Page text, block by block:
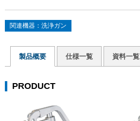
関連機器：洗浄ガン
製品概要 仕様一覧 資料一覧
PRODUCT